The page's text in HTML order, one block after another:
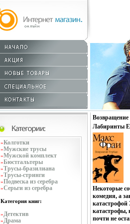
»Колготки
»Мужские трусы
»Мужской комплект
»Бюстгальтеры
»Трусы-бразилиана
»Трусы-стринги
»Подвеска из серебра
»Серьги из серебра
Категория книг:
»Детектив
»Драма
Лабиринты
Некоторые
комедия, а
катастрофой
катастрофы,
почти не